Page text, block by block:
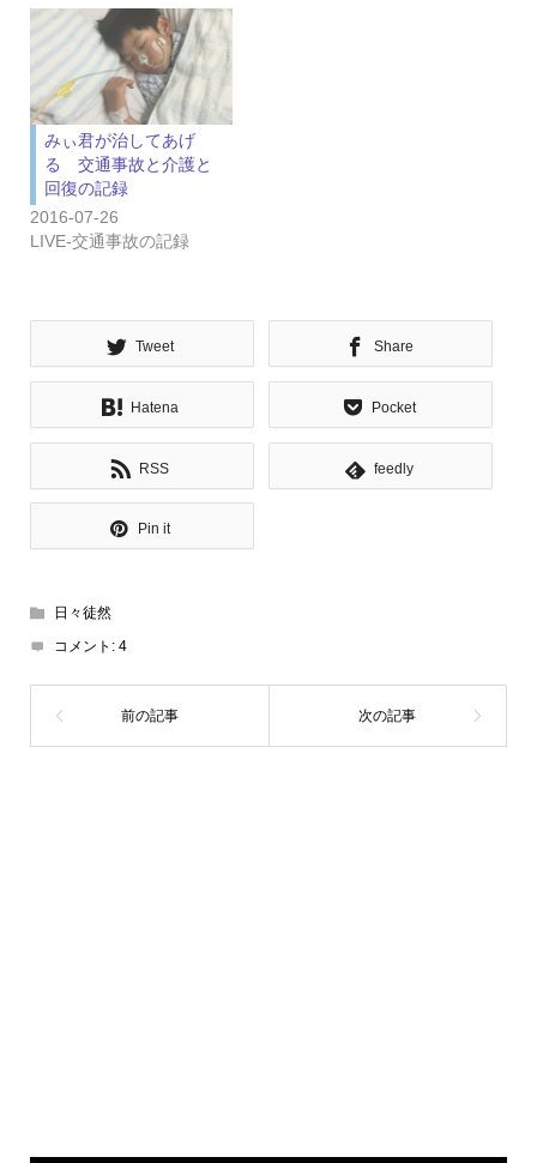
みぃ君が治してあげ
る 交通事故と介護と
回復の記録
2016-07-26
LIVE‐交通事故の記録
Tweet Share
Hatena Pocket
RSS feedly
Pin it
日々徒然
コメント: 4